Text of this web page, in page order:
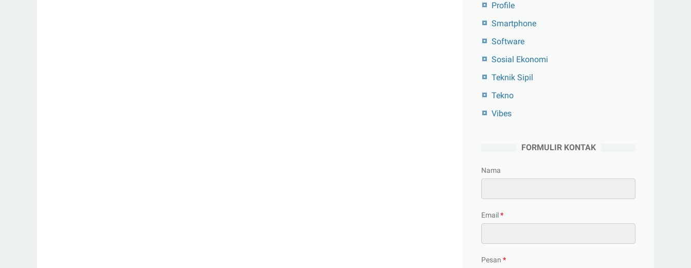
Profile
Smartphone
Software
Sosial Ekonomi
Teknik Sipil
Tekno
Vibes
FORMULIR KONTAK
Nama
Email *
Pesan *